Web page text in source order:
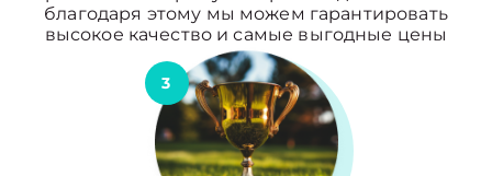
благодаря этому мы можем гарантировать
высокое качество и самые выгодные цены
3